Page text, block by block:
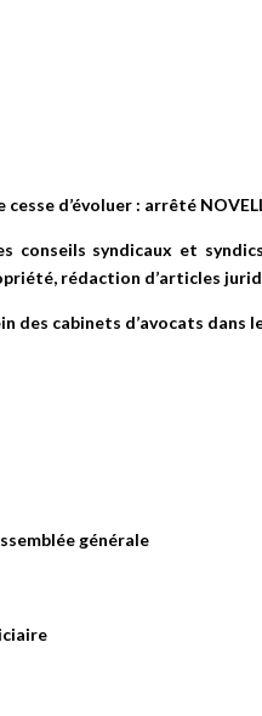
d’évoluer : arrêté
conseils syndicaux et
rédaction d’articles
cabinets d’avocats dans
générale